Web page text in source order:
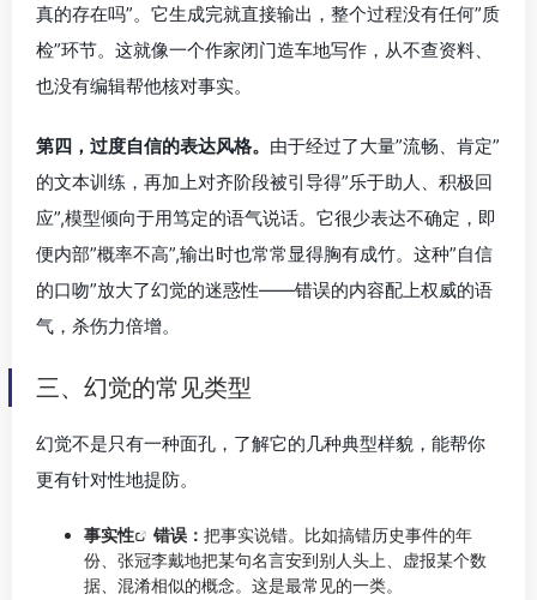
真的存在吗”。它生成完就直接输出，整个过程没有任何”质
检”环节。这就像一个作家闭门造车地写作，从不查资料、
也没有编辑帮他核对事实。
第四，过度自信的表达风格。 由于经过了大量”流畅、肯定”
的文本训练，再加上对齐阶段被引导得”乐于助人、积极回
应”,模型倾向于用笃定的语气说话。它很少表达不确定，即
便内部”概率不高”,输出时也常常显得胸有成竹。这种”自信
的口吻”放大了幻觉的迷惑性——错误的内容配上权威的语
气，杀伤力倍增。
三、幻觉的常见类型
幻觉不是只有一种面孔，了解它的几种典型样貌，能帮你
更有针对性地提防。
事实性 错误： 把事实说错。比如搞错历史事件的年
份、张冠李戴地把某句名言安到别人头上、虚报某个数
据、混淆相似的概念。这是最常见的一类。